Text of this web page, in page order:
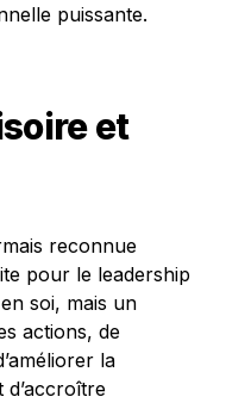
puissante.
et
reconnue
pour le leadership
soi, mais un
actions, de
la
d’accroître